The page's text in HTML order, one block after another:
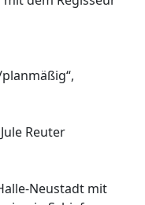
Reuter
Neustadt mit